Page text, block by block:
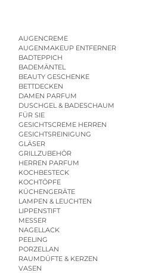
AUGENCREME
AUGENMAKEUP ENTFERNER
BADTEPPICH
BADEMÄNTEL
BEAUTY GESCHENKE
BETTDECKEN
DAMEN PARFUM
DUSCHGEL & BADESCHAUM
FÜR SIE
GESICHTSCREME HERREN
GESICHTSREINIGUNG
GLÄSER
GRILLZUBEHÖR
HERREN PARFUM
KOCHBESTECK
KOCHTÖPFE
KÜCHENGERÄTE
LAMPEN & LEUCHTEN
LIPPENSTIFT
MESSER
NAGELLACK
PEELING
PORZELLAN
RAUMDÜFTE & KERZEN
VASEN